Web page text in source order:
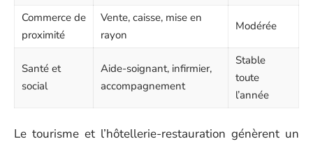
Commerce de
proximité
Vente, caisse, mise en
rayon
Modérée
Santé et
social
Aide-soignant, infirmier,
accompagnement
Stable
toute
l’année
Le tourisme et l’hôtellerie-restauration génèrent un